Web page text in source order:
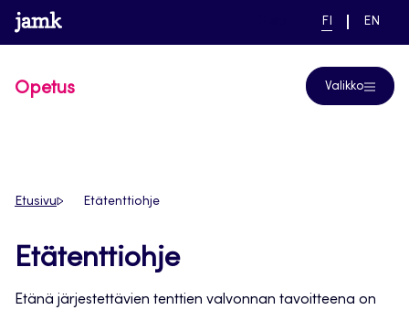
Siirry
suoraan
www.jamk.fi linkki pääsivustolle
NYKYINEN
FI
VAIHDA
EN
Opetus Valikko
Etusivu Etätenttiohje
Etätenttiohje
Etänä järjestettävien tenttien valvonnan tavoitteena on